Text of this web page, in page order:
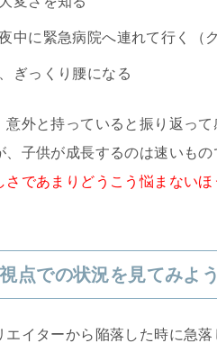
中に緊急病院へ連れて行く（
ぎっくり腰になる
意外と持っていると振り返っ
、子供が成長するのは速いも
さであまりどうこう悩まないほ
点での状況を見てみよう
エイターから陥落した時に急